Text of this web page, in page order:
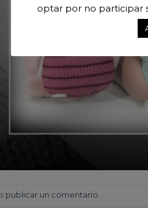
publicar un comentario
optar por no participar